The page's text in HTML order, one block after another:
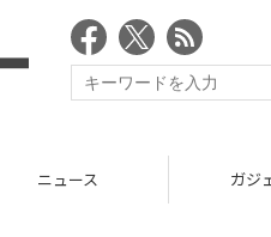
ニュース ガジ